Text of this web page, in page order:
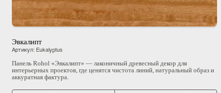
Эвкалипт
Артикул: Eukalyptus
Панель Rohol «Эвкалипт» — лаконичный древесный декор для
интерьерных проектов, где ценятся чистота линий, натуральный образ и
аккуратная фактура.